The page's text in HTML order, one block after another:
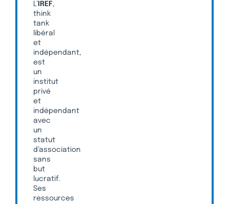
L’ IREF,
think
tank
libéral
et
indépendant,
est
un
institut
privé
et
indépendant
avec
un
statut
d’association
sans
but
lucratif.
Ses
ressources